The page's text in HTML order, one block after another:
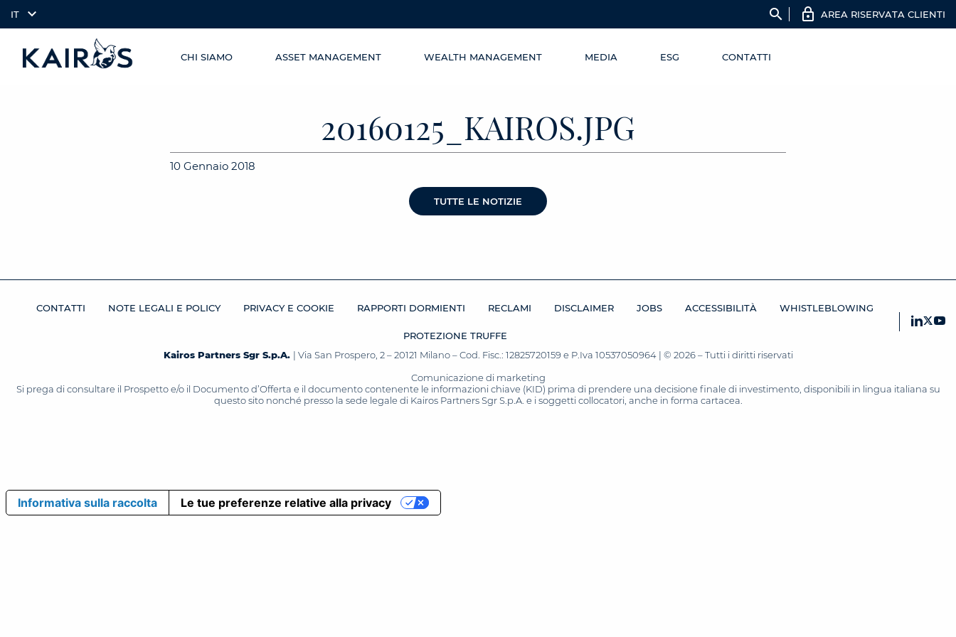
IT search AREA RISERVATA CLIENTI
CHI SIAMO ASSET MANAGEMENT WEALTH MANAGEMENT MEDIA ESG CONTATTI
20160125_KAIROS.JPG
10 Gennaio 2018
TUTTE LE NOTIZIE
CONTATTI NOTE LEGALI E POLICY PRIVACY E COOKIE RAPPORTI DORMIENTI RECLAMI DISCLAIMER JOBS ACCESSIBILITÀ WHISTLEBLOWING
PROTEZIONE TRUFFE
Kairos Partners Sgr S.p.A. | Via San Prospero, 2 – 20121 Milano – Cod. Fisc.: 12825720159 e P.Iva 10537050964 | © 2026 – Tutti i diritti riservati
Comunicazione di marketing
Si prega di consultare il Prospetto e/o il Documento d’Offerta e il documento contenente le informazioni chiave (KID) prima di prendere una decisione finale di investimento, disponibili in lingua italiana su
questo sito nonché presso la sede legale di Kairos Partners Sgr S.p.A. e i soggetti collocatori, anche in forma cartacea.
Informativa sulla raccolta Le tue preferenze relative alla privacy